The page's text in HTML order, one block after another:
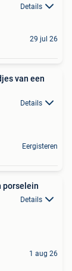
Details
29 jul 26
van een
Details
Eergisteren
porselein
Details
1 aug 26